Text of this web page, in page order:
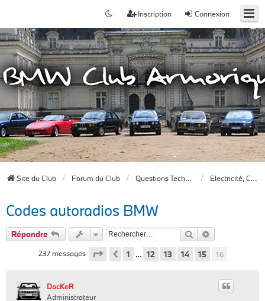
Connexion
Inscription
Site du Club Forum du Club Questions Techniques Electricité, Chauffage, Clim, ODB, Audio
Codes autoradios BMW
Répondre Rechercher
237 messages Page 16 sur16
Précédent
1 … 12 13 14 15 16
DocKeR
Administrateur